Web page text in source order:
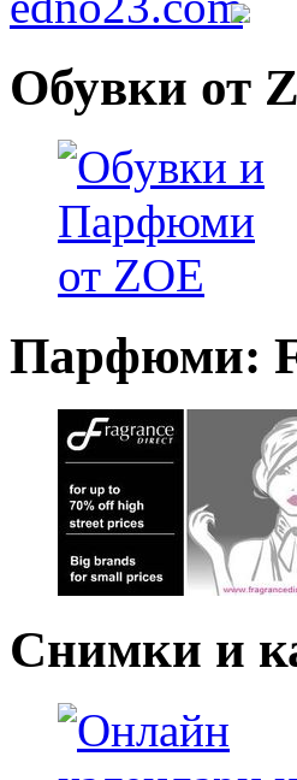
Обувки от
Парфюми:
Снимки и